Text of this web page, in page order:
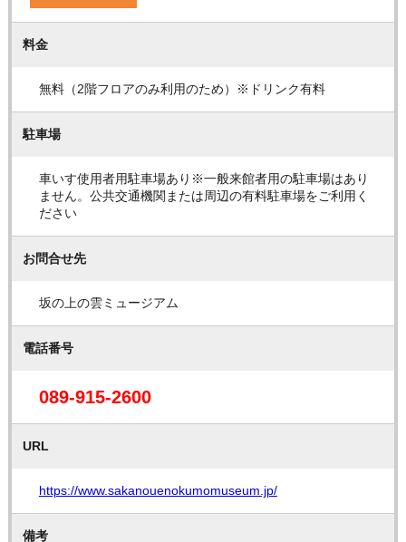
料金
無料（2階フロアのみ利用のため）※ドリンク有料
駐車場
車いす使用者用駐車場あり※一般来館者用の駐車場はあり
ません。公共交通機関または周辺の有料駐車場をご利用く
ださい
お問合せ先
坂の上の雲ミュージアム
電話番号
089-915-2600
URL
https://www.sakanouenokumomuseum.jp/
備考